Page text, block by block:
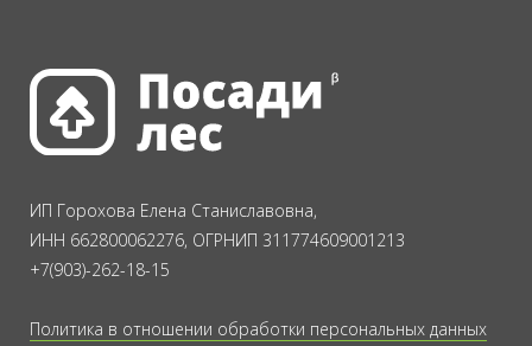
ИП Горохова Елена Станиславовна,
ИНН 662800062276, ОГРНИП 311774609001213
+7(903)-262-18-15
Политика в отношении обработки персональных данных